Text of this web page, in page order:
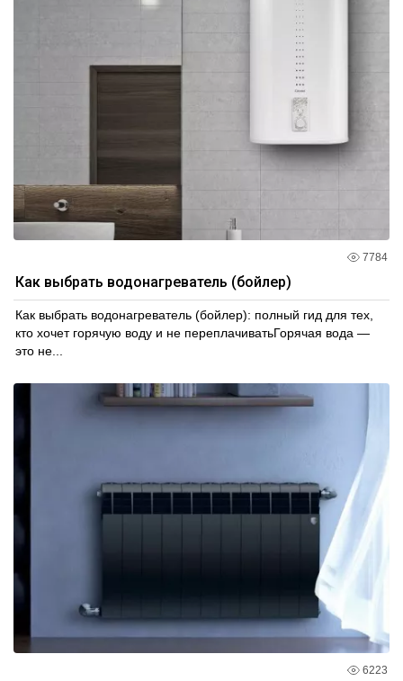
7784
Как выбрать водонагреватель (бойлер)
Как выбрать водонагреватель (бойлер): полный гид для тех,
кто хочет горячую воду и не переплачиватьГорячая вода —
это не...
6223